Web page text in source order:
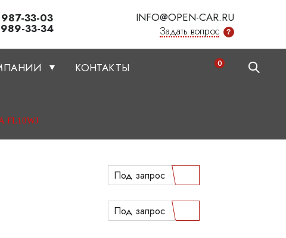
33-03
33-34
INFO@OPEN-CAR.RU
Задать вопрос ?
КОНТАКТЫ 0
FL10WJ
Под запрос
Под запрос